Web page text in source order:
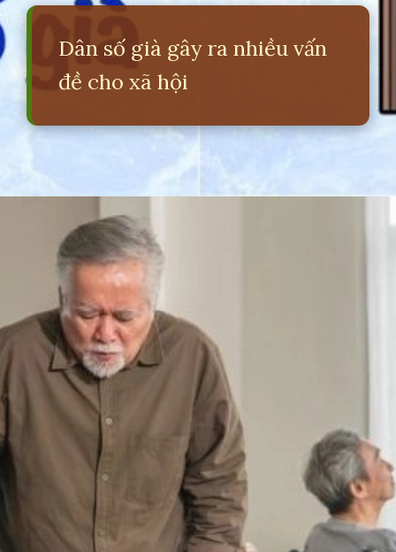
Dân số già gây ra nhiều vấn
đề cho xã hội
Đang mởhttps://erci.edu.vn/tac-hai-cua-dan-so-gia